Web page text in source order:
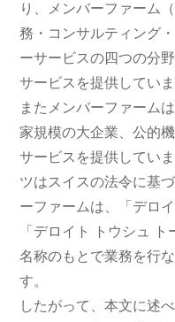
り、メンバーファーム
務・コンサルティング
ーサービスの四つの分
サービスを提供していま
またメンバーファーム
家規模の大企業、公的
サービスを提供してい
ツはスイスの法令に基
ーファームは、「デロ
「デロイト トウシュ
名称のもとで業務を行
す。
したがって、本文に述